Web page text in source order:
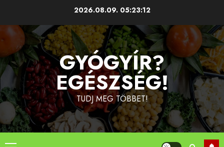
content
2026.08.09. 05:23:13
GYÓGYÍR?
EGÉSZSÉG!
TUDJ MEG TÖBBET!